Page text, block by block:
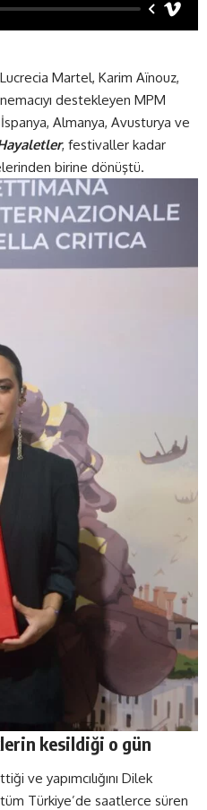
Lucrecia Martel, Karim Aïnouz,
destekleyen MPM
Almanya, Avusturya ve
, festivaller kadar
birine dönüştü.
kesildiği o gün
ve yapımcılığını Dilek
tüm Türkiye’de saatlerce süren